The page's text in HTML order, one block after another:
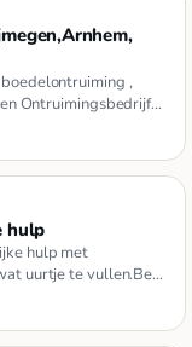
,
Ontruimingsbedrijf
hulp
hulp met
uurtje te vullen.Ben